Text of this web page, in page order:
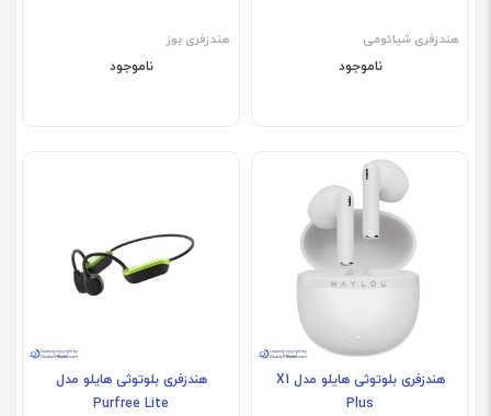
هندزفری شیائومی
ناموجود
هندزفری بوز
ناموجود
هندزفری بلوتوثی هایلو مدل X1
Plus
هندزفری بلوتوثی هایلو مدل
Purfree Lite